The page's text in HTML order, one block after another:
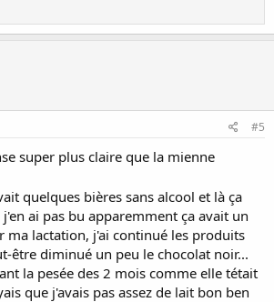
#5
super plus claire que la mienne
quelques bières sans alcool et là ça
ai pas bu apparemment ça avait un
ma lactation, j'ai continué les produits
être diminué un peu le chocolat noir...
la pesée des 2 mois comme elle tétait
que j'avais pas assez de lait bon ben